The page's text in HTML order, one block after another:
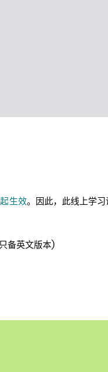
生效。因此，此线上学
备英文版本)